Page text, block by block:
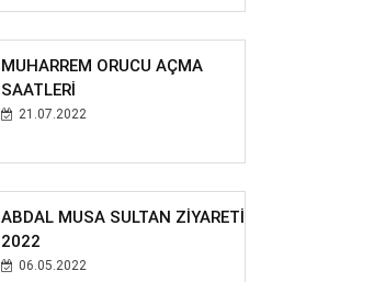
MUHARREM ORUCU AÇMA
SAATLERİ
21.07.2022
ABDAL MUSA SULTAN ZİYARETİ
2022
06.05.2022